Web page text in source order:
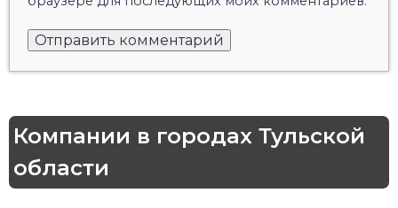
Компании в городах Тульской
области